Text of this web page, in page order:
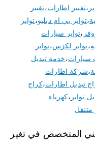
،تغيير اطارات،تغيير
،تواير بي ام دبليو،تواير
،تواير سيارات
،تواير لكزس،تواير
سيارات،خدمة تبديل
،شركة اطارات
تبديل اطارات،كراج
تواير ،كهرباء
متنقل
المتخصص في تغير